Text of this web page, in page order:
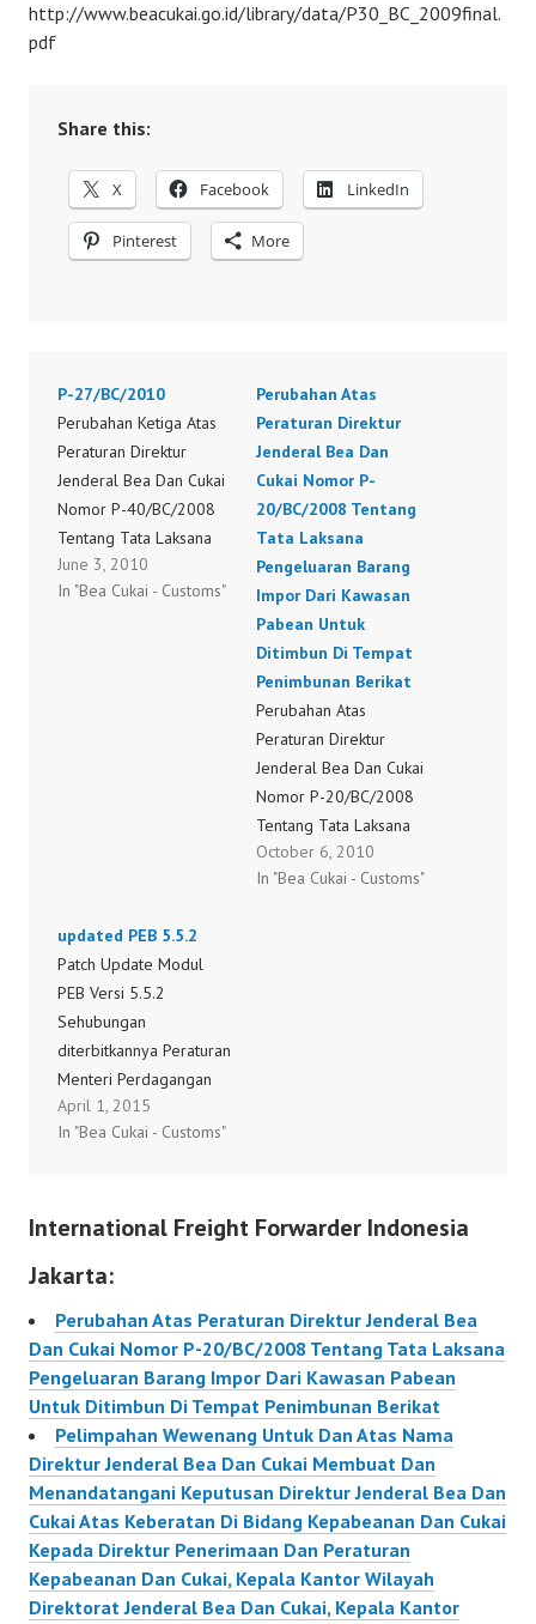
http://www.beacukai.go.id/library/data/P30_BC_2009final.
pdf
Share this:
X Facebook LinkedIn
Pinterest More
P-27/BC/2010
Perubahan Ketiga Atas
Peraturan Direktur
Jenderal Bea Dan Cukai
Nomor P-40/BC/2008
Tentang Tata Laksana
Kepabeanan Di Bidang
Ekspor P-27/BC/2010
June 3, 2010
In "Bea Cukai - Customs"
Perubahan Atas
Peraturan Direktur
Jenderal Bea Dan
Cukai Nomor P-
20/BC/2008 Tentang
Tata Laksana
Pengeluaran Barang
Impor Dari Kawasan
Pabean Untuk
Ditimbun Di Tempat
Penimbunan Berikat
Perubahan Atas
Peraturan Direktur
Jenderal Bea Dan Cukai
Nomor P-20/BC/2008
Tentang Tata Laksana
Pengeluaran Barang
Impor Dari Kawasan
October 6, 2010
In "Bea Cukai - Customs"
updated PEB 5.5.2
Patch Update Modul
PEB Versi 5.5.2
Sehubungan
diterbitkannya Peraturan
Menteri Perdagangan
Nomor : 16/M-
DAG/PER/2/2015
Penetapan Nilai Freight
Dalam Pengisian
Pemberitahuan Ekspor
Barang Terkait
Penggunaan Term Of
Delivery Cost, Insurance,
and Freight untuk
Pelaksanaan Ekspor. Dan
Peraturan Direktur
Jenderal Bea dan Cukai
Nomor…
April 1, 2015
In "Bea Cukai - Customs"
International Freight Forwarder Indonesia
Jakarta:
Perubahan Atas Peraturan Direktur Jenderal Bea
Dan Cukai Nomor P-20/BC/2008 Tentang Tata Laksana
Pengeluaran Barang Impor Dari Kawasan Pabean
Untuk Ditimbun Di Tempat Penimbunan Berikat
Pelimpahan Wewenang Untuk Dan Atas Nama
Direktur Jenderal Bea Dan Cukai Membuat Dan
Menandatangani Keputusan Direktur Jenderal Bea Dan
Cukai Atas Keberatan Di Bidang Kepabeanan Dan Cukai
Kepada Direktur Penerimaan Dan Peraturan
Kepabeanan Dan Cukai, Kepala Kantor Wilayah
Direktorat Jenderal Bea Dan Cukai, Kepala Kantor